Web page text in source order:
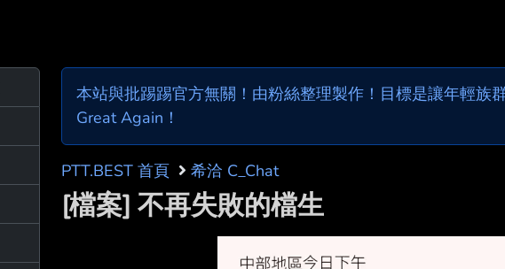
本站與批踢踢官方無關！由粉絲整理製作！目標是讓年輕族
Great Again！
PTT.BEST 首頁 希洽 C_Chat
[檔案] 不再失敗的檔生